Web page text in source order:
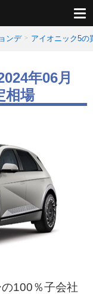
ンデ アイオニック5の
年06月
相場
100％子会社